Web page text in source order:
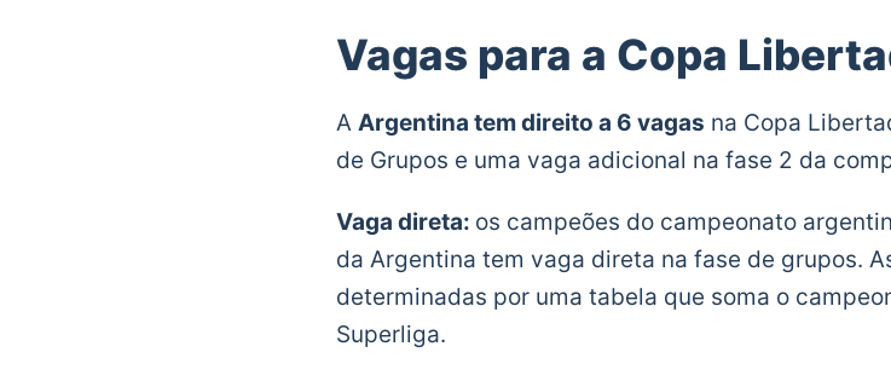
Vagas para a Copa
A Argentina tem direito a 6 vagas na Copa
de Grupos e uma vaga adicional na fase 2 da
Vaga direta: os campeões do campeonato
da Argentina tem vaga direta na fase de grupos.
determinadas por uma tabela que soma o
Superliga.